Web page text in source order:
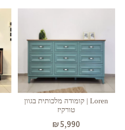
Loren | קומודה מלכותית בגוון
טורקיז
₪5,990